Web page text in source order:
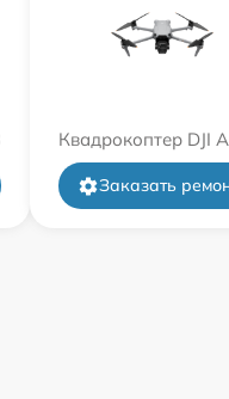
Квадрокоптер DJI
Заказать